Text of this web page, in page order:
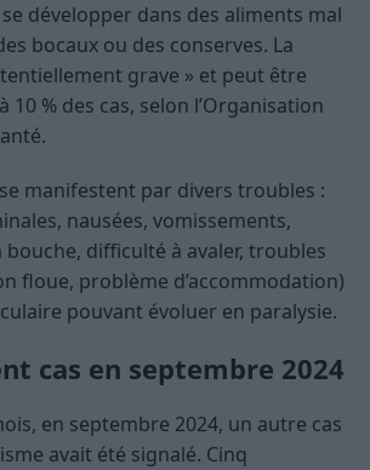
développer dans des aliments mal
bocaux ou des conserves. La
grave » et peut être
10 % des cas, selon l’Organisation
manifestent par divers troubles :
nausées, vomissements,
bouche, difficulté à avaler, troubles
floue, problème d’accommodation)
pouvant évoluer en paralysie.
cas en septembre 2024
en septembre 2024, un autre cas
avait été signalé. Cinq